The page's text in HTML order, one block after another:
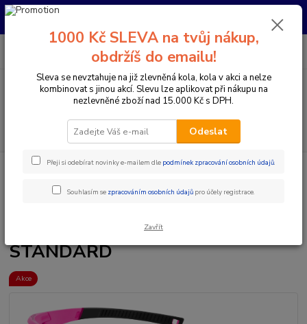
Pro nachystání kola / doplňků na prodejně si prosím zavolejte dopředu.
Menu
CZK
PO-PÁ 10:00-17:00 | SO: 9:00-12:00
Doplňky a helmy Brýle
SPORTOVNÍ SLUNEČNÍ BRÝLE R2
R2 RACER AT063P/PH -
STANDARD
Akce
1000 Kč SLEVA na tvůj nákup,
obdržíš do emailu!
Sleva se nevztahuje na již zlevněná kola, kola v akci a nelze
kombinovat s jinou akcí. Slevu lze aplikovat při nákupu na
nezlevněné zboží nad 15.000 Kč s DPH.
Odeslat
Přeji si odebírat novinky e-mailem dle podmínek zpracování osobních údajů.
Souhlasím se zpracováním osobních údajů pro účely registrace.
Zavřít